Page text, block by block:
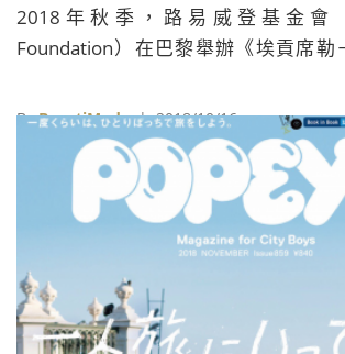
2018年秋季，路易威登基金會
Foundation）在巴黎舉辦《埃貢席勒
索這兩位命運相似卻素昧平生的藝術
ByBeautiMode| 2018/10/16